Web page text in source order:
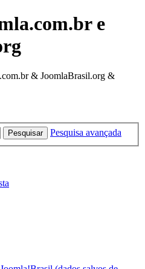
e
& JoomlaBrasil.org &
Pesquisar Pesquisa avançada